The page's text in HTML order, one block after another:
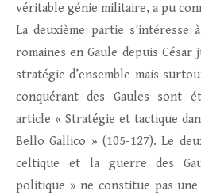
véritable génie militaire, a pu
La deuxième partie s’intéresse
romaines en Gaule depuis César
stratégie d’ensemble mais
conquérant des Gaules sont
article « Stratégie et tactique
Bello Gallico » (105-127). Le
celtique et la guerre des
politique » ne constitue pas